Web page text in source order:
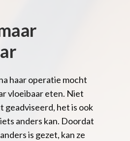
haar operatie mocht
vloeibaar eten. Niet
geadviseerd, het is ook
anders kan. Doordat
is gezet, kan ze